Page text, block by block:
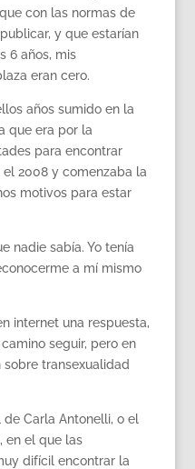
con las normas de
y que estarían
6 años, mis
eran cero.
años sumido en la
que era por la
para encontrar
el 2008 y comenzaba la
motivos para estar
nadie sabía. Yo tenía
a mí mismo
internet una respuesta,
seguir, pero en
transexualidad
Carla Antonelli, o el
, en el que las
difícil encontrar la